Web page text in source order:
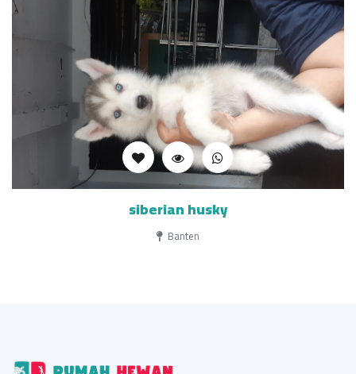
siberian husky
Banten